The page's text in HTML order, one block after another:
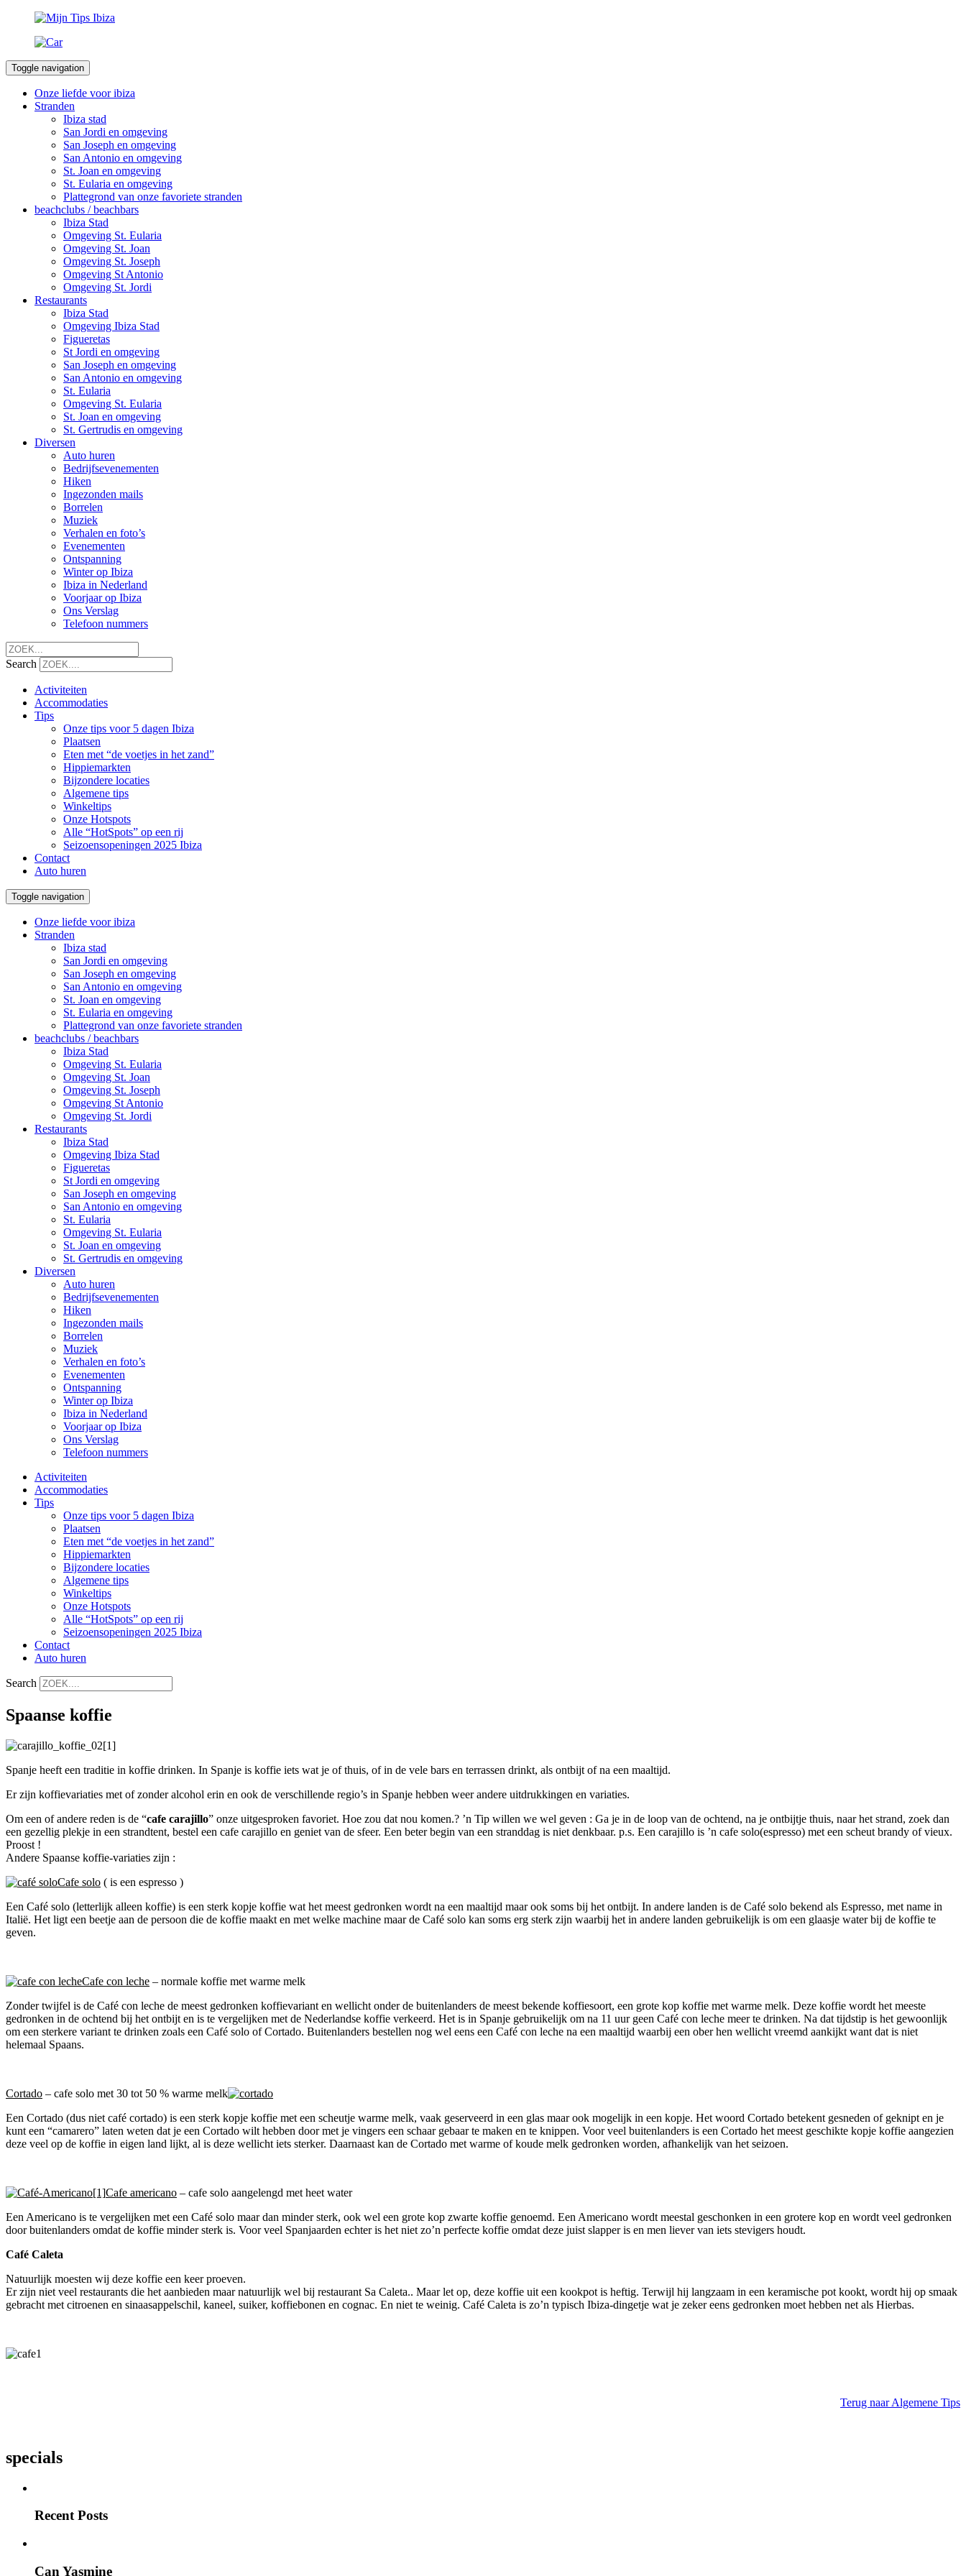
Toggle navigation
Onze liefde voor ibiza
Stranden
Ibiza stad
San Jordi en omgeving
San Joseph en omgeving
San Antonio en omgeving
St. Joan en omgeving
St. Eularia en omgeving
Plattegrond van onze favoriete stranden
beachclubs / beachbars
Ibiza Stad
Omgeving St. Eularia
Omgeving St. Joan
Omgeving St. Joseph
Omgeving St Antonio
Omgeving St. Jordi
Restaurants
Ibiza Stad
Omgeving Ibiza Stad
Figueretas
St Jordi en omgeving
San Joseph en omgeving
San Antonio en omgeving
St. Eularia
Omgeving St. Eularia
St. Joan en omgeving
St. Gertrudis en omgeving
Diversen
Auto huren
Bedrijfsevenementen
Hiken
Ingezonden mails
Borrelen
Muziek
Verhalen en foto’s
Evenementen
Ontspanning
Winter op Ibiza
Ibiza in Nederland
Voorjaar op Ibiza
Ons Verslag
Telefoon nummers
Search
Activiteiten
Accommodaties
Tips
Onze tips voor 5 dagen Ibiza
Plaatsen
Eten met “de voetjes in het zand”
Hippiemarkten
Bijzondere locaties
Algemene tips
Winkeltips
Onze Hotspots
Alle “HotSpots” op een rij
Seizoensopeningen 2025 Ibiza
Contact
Auto huren
Toggle navigation
Onze liefde voor ibiza
Stranden
Ibiza stad
San Jordi en omgeving
San Joseph en omgeving
San Antonio en omgeving
St. Joan en omgeving
St. Eularia en omgeving
Plattegrond van onze favoriete stranden
beachclubs / beachbars
Ibiza Stad
Omgeving St. Eularia
Omgeving St. Joan
Omgeving St. Joseph
Omgeving St Antonio
Omgeving St. Jordi
Restaurants
Ibiza Stad
Omgeving Ibiza Stad
Figueretas
St Jordi en omgeving
San Joseph en omgeving
San Antonio en omgeving
St. Eularia
Omgeving St. Eularia
St. Joan en omgeving
St. Gertrudis en omgeving
Diversen
Auto huren
Bedrijfsevenementen
Hiken
Ingezonden mails
Borrelen
Muziek
Verhalen en foto’s
Evenementen
Ontspanning
Winter op Ibiza
Ibiza in Nederland
Voorjaar op Ibiza
Ons Verslag
Telefoon nummers
Activiteiten
Accommodaties
Tips
Onze tips voor 5 dagen Ibiza
Plaatsen
Eten met “de voetjes in het zand”
Hippiemarkten
Bijzondere locaties
Algemene tips
Winkeltips
Onze Hotspots
Alle “HotSpots” op een rij
Seizoensopeningen 2025 Ibiza
Contact
Auto huren
Search
Spaanse koffie
Spanje heeft een traditie in koffie drinken. In Spanje is koffie iets wat je of thuis, of in de vele bars en terrassen drinkt, als ontbijt of na een maaltijd.
Er zijn koffievariaties met of zonder alcohol erin en ook de verschillende regio’s in Spanje hebben weer andere uitdrukkingen en variaties.
Om een of andere reden is de “cafe carajillo” onze uitgesproken favoriet. Hoe zou dat nou komen.? ’n Tip willen we wel geven : Ga je in de loop van de ochtend, na je ontbijtje thuis, naar het strand, zoek dan
een gezellig plekje in een strandtent, bestel een cafe carajillo en geniet van de sfeer. Een beter begin van een stranddag is niet denkbaar. p.s. Een carajillo is ’n cafe solo(espresso) met een scheut brandy of vieux.
Proost !
Andere Spaanse koffie-variaties zijn :
Cafe solo ( is een espresso )
Een Café solo (letterlijk alleen koffie) is een sterk kopje koffie wat het meest gedronken wordt na een maaltijd maar ook soms bij het ontbijt. In andere landen is de Café solo bekend als Espresso, met name in
Italië. Het ligt een beetje aan de persoon die de koffie maakt en met welke machine maar de Café solo kan soms erg sterk zijn waarbij het in andere landen gebruikelijk is om een glaasje water bij de koffie te
geven.
Cafe con leche – normale koffie met warme melk
Zonder twijfel is de Café con leche de meest gedronken koffievariant en wellicht onder de buitenlanders de meest bekende koffiesoort, een grote kop koffie met warme melk. Deze koffie wordt het meeste
gedronken in de ochtend bij het ontbijt en is te vergelijken met de Nederlandse koffie verkeerd. Het is in Spanje gebruikelijk om na 11 uur geen Café con leche meer te drinken. Na dat tijdstip is het gewoonlijk
om een sterkere variant te drinken zoals een Café solo of Cortado. Buitenlanders bestellen nog wel eens een Café con leche na een maaltijd waarbij een ober hen wellicht vreemd aankijkt want dat is niet
helemaal Spaans.
Cortado – cafe solo met 30 tot 50 % warme melk
Een Cortado (dus niet café cortado) is een sterk kopje koffie met een scheutje warme melk, vaak geserveerd in een glas maar ook mogelijk in een kopje. Het woord Cortado betekent gesneden of geknipt en je
kunt een “camarero” laten weten dat je een Cortado wilt hebben door met je vingers een schaar gebaar te maken en te knippen. Voor veel buitenlanders is een Cortado het meest geschikte kopje koffie aangezien
deze veel op de koffie in eigen land lijkt, al is deze wellicht iets sterker. Daarnaast kan de Cortado met warme of koude melk gedronken worden, afhankelijk van het seizoen.
Cafe americano – cafe solo aangelengd met heet water
Een Americano is te vergelijken met een Café solo maar dan minder sterk, ook wel een grote kop zwarte koffie genoemd. Een Americano wordt meestal geschonken in een grotere kop en wordt veel gedronken
door buitenlanders omdat de koffie minder sterk is. Voor veel Spanjaarden echter is het niet zo’n perfecte koffie omdat deze juist slapper is en men liever van iets stevigers houdt.
Café Caleta
Natuurlijk moesten wij deze koffie een keer proeven.
Er zijn niet veel restaurants die het aanbieden maar natuurlijk wel bij restaurant Sa Caleta.. Maar let op, deze koffie uit een kookpot is heftig. Terwijl hij langzaam in een keramische pot kookt, wordt hij op smaak
gebracht met citroenen en sinaasappelschil, kaneel, suiker, koffiebonen en cognac. En niet te weinig. Café Caleta is zo’n typisch Ibiza-dingetje wat je zeker eens gedronken moet hebben net als Hierbas.
Terug naar Algemene Tips
specials
Recent Posts
Can Yasmine